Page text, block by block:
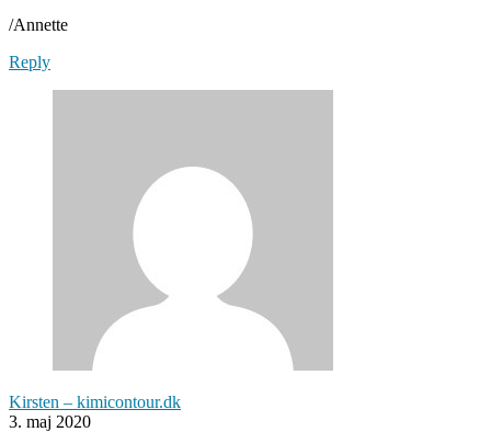
/Annette
Reply
Kirsten – kimicontour.dk
3. maj 2020